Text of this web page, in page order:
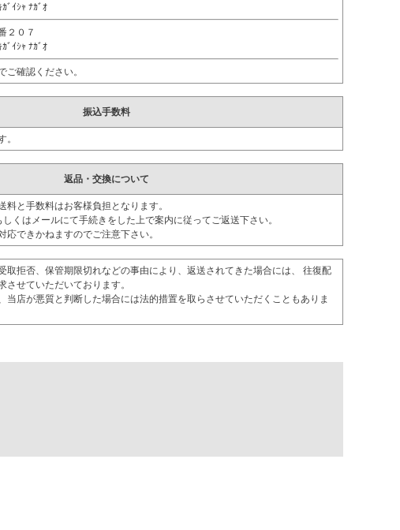
ｲｼｬ ﾅｶﾞｵ
２０７
ｲｼｬ ﾅｶﾞｵ
確認ください。
振込手数料
。
返品・交換について
料と手数料はお客様負担となります。
くはメールにて手続きをした上で案内に従ってご返送下さい。
できかねますのでご注意下さい。
取拒否、保管期限切れなどの事由により、返送されてきた場合には、 往復配
せていただいております。
当店が悪質と判断した場合には法的措置を取らさせていただくこともありま